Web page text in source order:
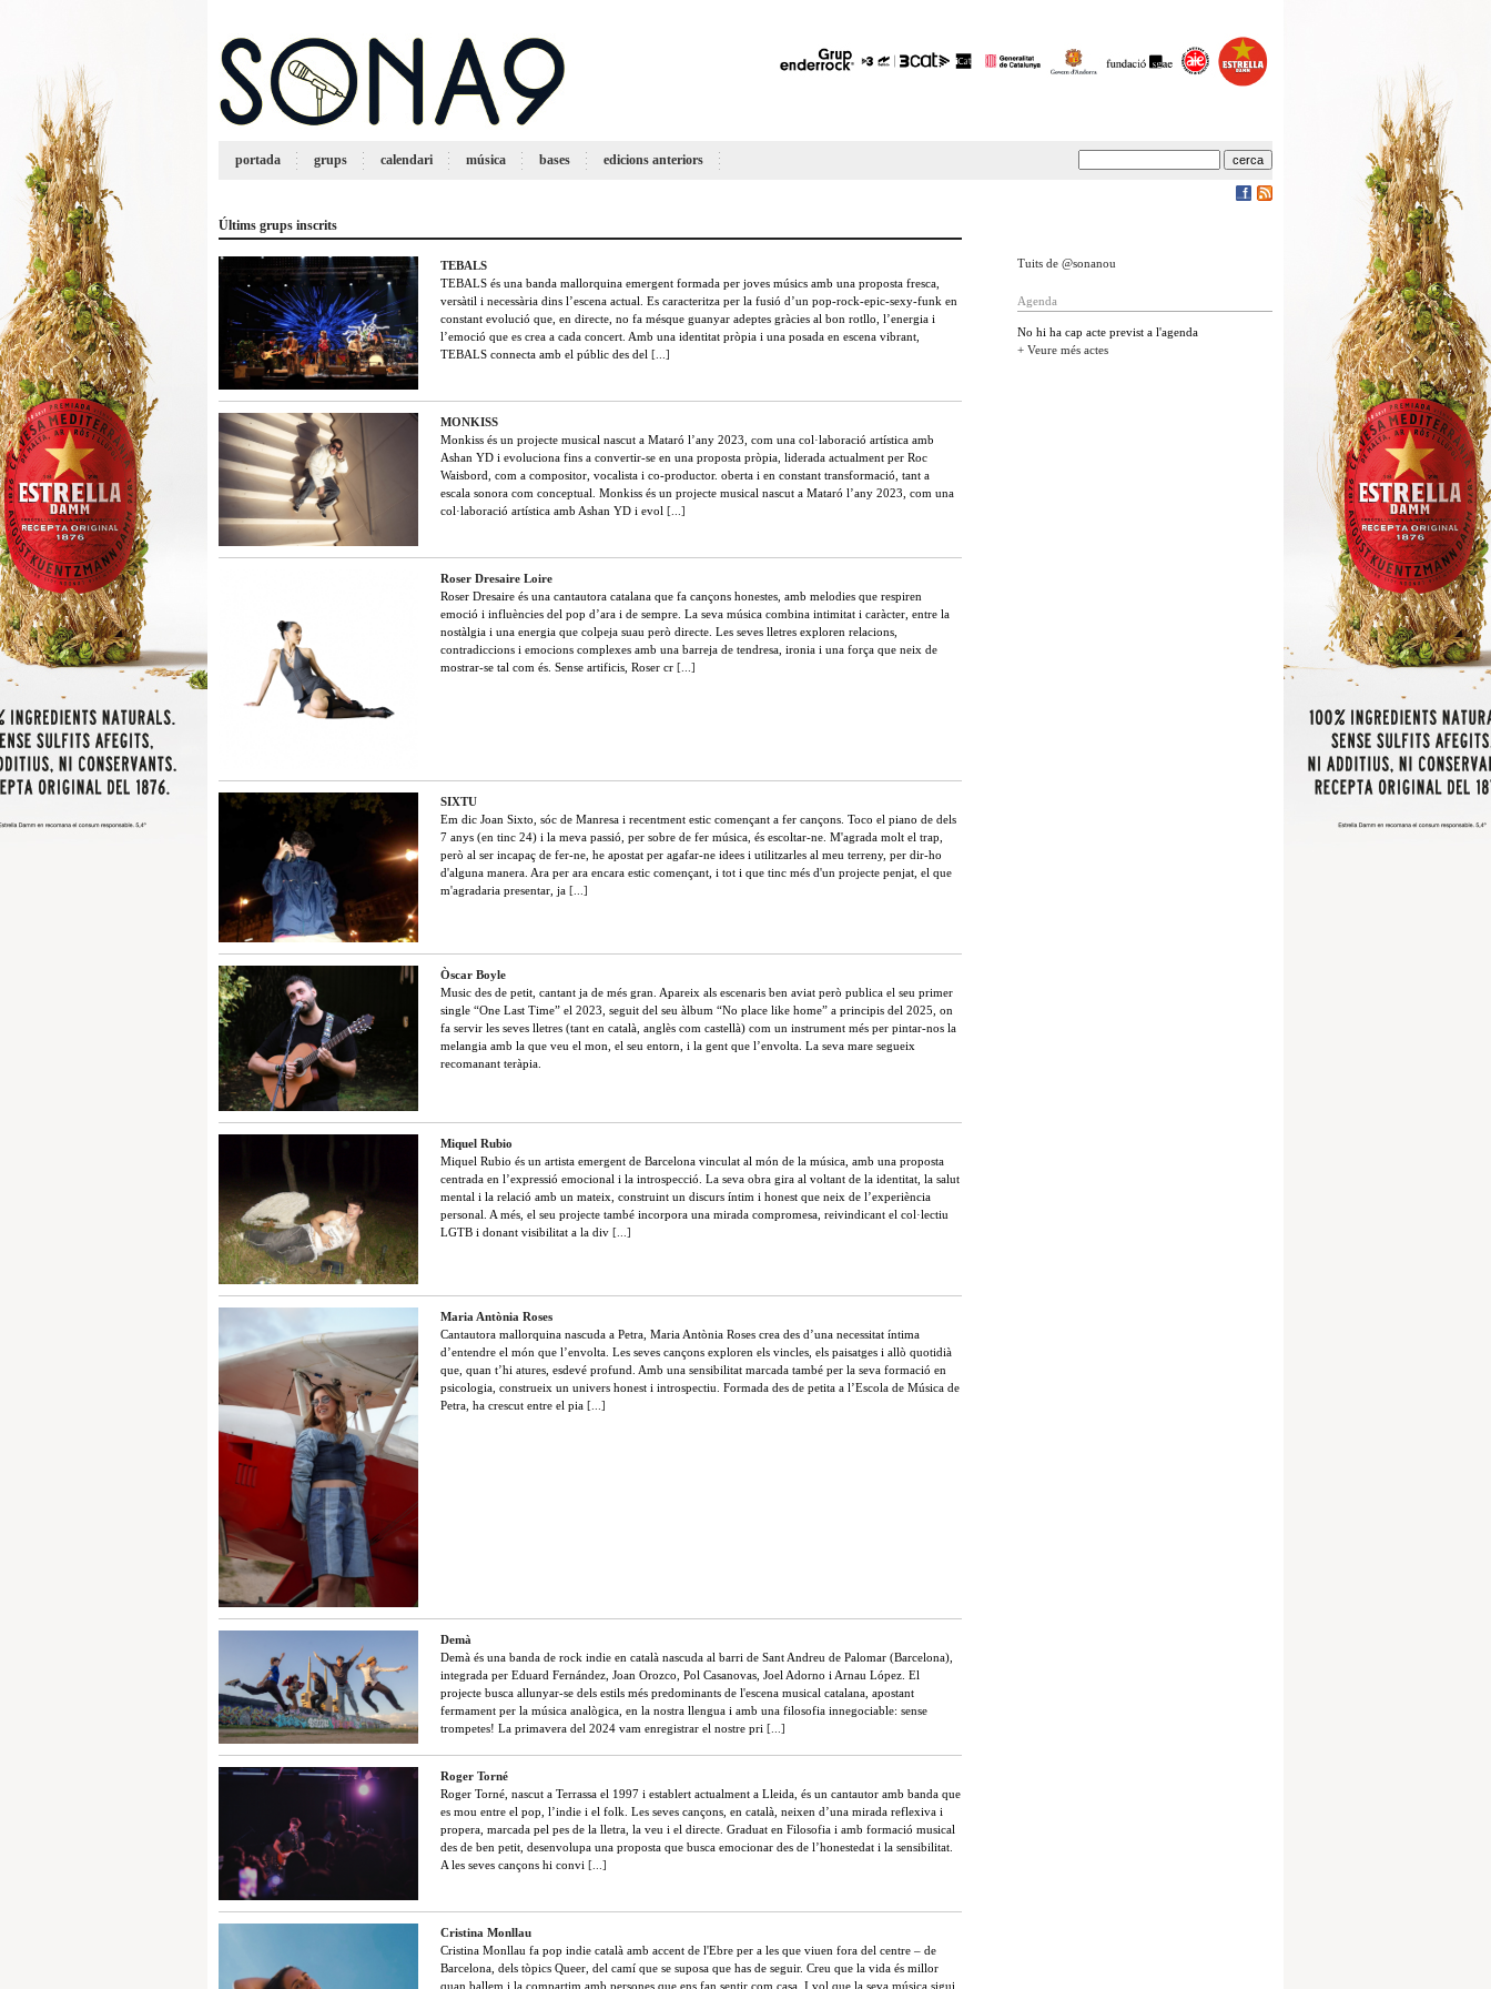
portada grups calendari música bases edicions anteriors
Últims grups inscrits
TEBALS
TEBALS és una banda mallorquina emergent formada per joves músics amb una proposta fresca,
versàtil i necessària dins l’escena actual. Es caracteritza per la fusió d’un pop-rock-epic-sexy-funk en
constant evolució que, en directe, no fa mésque guanyar adeptes gràcies al bon rotllo, l’energia i
l’emoció que es crea a cada concert. Amb una identitat pròpia i una posada en escena vibrant,
TEBALS connecta amb el públic des del [...]
MONKISS
Monkiss és un projecte musical nascut a Mataró l’any 2023, com una col·laboració artística amb
Ashan YD i evoluciona fins a convertir-se en una proposta pròpia, liderada actualment per Roc
Waisbord, com a compositor, vocalista i co-productor. oberta i en constant transformació, tant a
escala sonora com conceptual. Monkiss és un projecte musical nascut a Mataró l’any 2023, com una
col·laboració artística amb Ashan YD i evol [...]
Roser Dresaire Loire
Roser Dresaire és una cantautora catalana que fa cançons honestes, amb melodies que respiren
emoció i influències del pop d’ara i de sempre. La seva música combina intimitat i caràcter, entre la
nostàlgia i una energia que colpeja suau però directe. Les seves lletres exploren relacions,
contradiccions i emocions complexes amb una barreja de tendresa, ironia i una força que neix de
mostrar-se tal com és. Sense artificis, Roser cr [...]
SIXTU
Em dic Joan Sixto, sóc de Manresa i recentment estic començant a fer cançons. Toco el piano de dels
7 anys (en tinc 24) i la meva passió, per sobre de fer música, és escoltar-ne. M'agrada molt el trap,
però al ser incapaç de fer-ne, he apostat per agafar-ne idees i utilitzarles al meu terreny, per dir-ho
d'alguna manera. Ara per ara encara estic començant, i tot i que tinc més d'un projecte penjat, el que
m'agradaria presentar, ja [...]
Òscar Boyle
Music des de petit, cantant ja de més gran. Apareix als escenaris ben aviat però publica el seu primer
single “One Last Time” el 2023, seguit del seu àlbum “No place like home” a principis del 2025, on
fa servir les seves lletres (tant en català, anglès com castellà) com un instrument més per pintar-nos la
melangia amb la que veu el mon, el seu entorn, i la gent que l’envolta. La seva mare segueix
recomanant teràpia.
Miquel Rubio
Miquel Rubio és un artista emergent de Barcelona vinculat al món de la música, amb una proposta
centrada en l’expressió emocional i la introspecció. La seva obra gira al voltant de la identitat, la salut
mental i la relació amb un mateix, construint un discurs íntim i honest que neix de l’experiència
personal. A més, el seu projecte també incorpora una mirada compromesa, reivindicant el col·lectiu
LGTB i donant visibilitat a la div [...]
Maria Antònia Roses
Cantautora mallorquina nascuda a Petra, Maria Antònia Roses crea des d’una necessitat íntima
d’entendre el món que l’envolta. Les seves cançons exploren els vincles, els paisatges i allò quotidià
que, quan t’hi atures, esdevé profund. Amb una sensibilitat marcada també per la seva formació en
psicologia, construeix un univers honest i introspectiu. Formada des de petita a l’Escola de Música de
Petra, ha crescut entre el pia [...]
Demà
Demà és una banda de rock indie en català nascuda al barri de Sant Andreu de Palomar (Barcelona),
integrada per Eduard Fernández, Joan Orozco, Pol Casanovas, Joel Adorno i Arnau López. El
projecte busca allunyar-se dels estils més predominants de l'escena musical catalana, apostant
fermament per la música analògica, en la nostra llengua i amb una filosofia innegociable: sense
trompetes! La primavera del 2024 vam enregistrar el nostre pri [...]
Roger Torné
Roger Torné, nascut a Terrassa el 1997 i establert actualment a Lleida, és un cantautor amb banda que
es mou entre el pop, l’indie i el folk. Les seves cançons, en català, neixen d’una mirada reflexiva i
propera, marcada pel pes de la lletra, la veu i el directe. Graduat en Filosofia i amb formació musical
des de ben petit, desenvolupa una proposta que busca emocionar des de l’honestedat i la sensibilitat.
A les seves cançons hi convi [...]
Cristina Monllau
Cristina Monllau fa pop indie català amb accent de l'Ebre per a les que viuen fora del centre – de
Barcelona, dels tòpics Queer, del camí que se suposa que has de seguir. Creu que la vida és millor
quan ballem i la compartim amb persones que ens fan sentir com casa. I vol que la seva música sigui
Tuits de @sonanou
Agenda
No hi ha cap acte previst a l'agenda
+ Veure més actes